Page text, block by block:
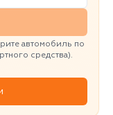
автомобиль по
средства).